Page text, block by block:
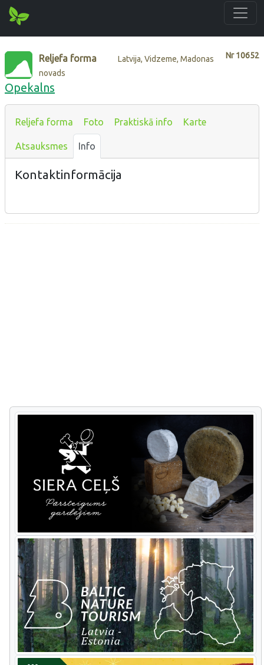
Nr10652
Reljefa forma
Latvija, Vidzeme, Madonas
novads
Opekalns
Reljefa forma Foto Praktiskā info Karte
Atsauksmes Info
Kontaktinformācija